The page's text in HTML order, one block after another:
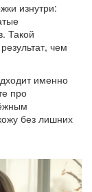
изнутри:
Такой
чем
именно
про
без лишних